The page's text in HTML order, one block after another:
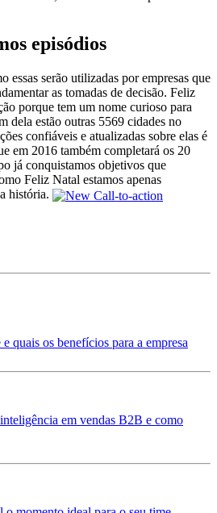
episódios
essas serão utilizadas por empresas que
as tomadas de decisão. Feliz
porque tem um nome curioso para
dela estão outras 5569 cidades no
confiáveis e atualizadas sobre elas é
em 2016 também completará os 20
já conquistamos objetivos que
Feliz Natal estamos apenas
história.
quais os benefícios para a empresa
em vendas B2B e como